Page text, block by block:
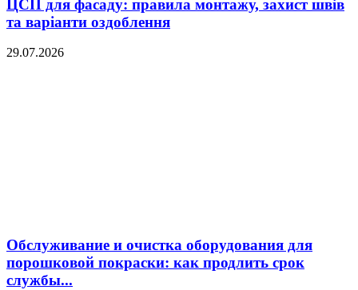
ЦСП для фасаду: правила монтажу, захист швів
та варіанти оздоблення
29.07.2026
Обслуживание и очистка оборудования для
порошковой покраски: как продлить срок
службы...